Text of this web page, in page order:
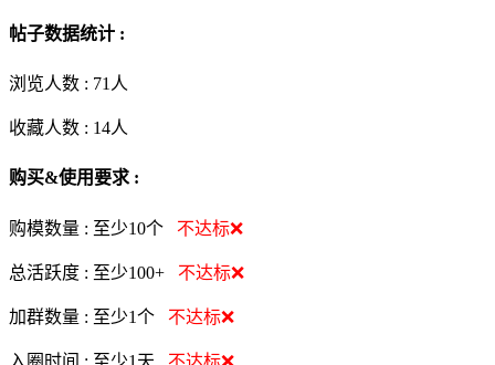
帖子数据统计 :
浏览人数 : 71人
收藏人数 : 14人
购买&使用要求 :
购模数量 : 至少10个 不达标❌
总活跃度 : 至少100+ 不达标❌
加群数量 : 至少1个 不达标❌
入圈时间 : 至少1天 不达标❌